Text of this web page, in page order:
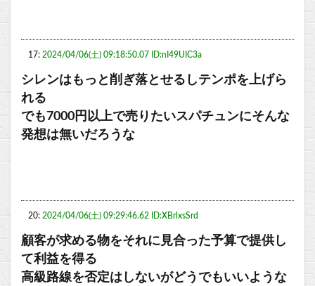
17: 2024/04/06(土) 09:18:50.07 ID:nI49UIC3a
シレンはもっと削ぎ落とせるしテンポを上げら
れる
でも7000円以上で売りたいスパチュンにそんな
発想は無いだろうな
20: 2024/04/06(土) 09:29:46.62 ID:XBrlxsSrd
顧客が求める物をそれに見合った予算で提供し
て利益を得る
高級路線を否定はしないがどうでもいいような